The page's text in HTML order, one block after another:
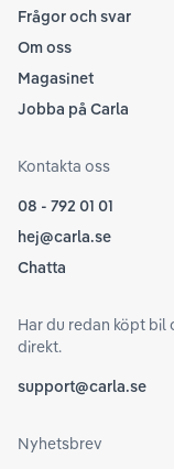
Frågor och svar
Om oss
Magasinet
Jobba på Carla
Kontakta oss
08 - 792 01 01
hej@carla.se
Chatta
Har du redan köpt bil
direkt.
support@carla.se
Nyhetsbrev